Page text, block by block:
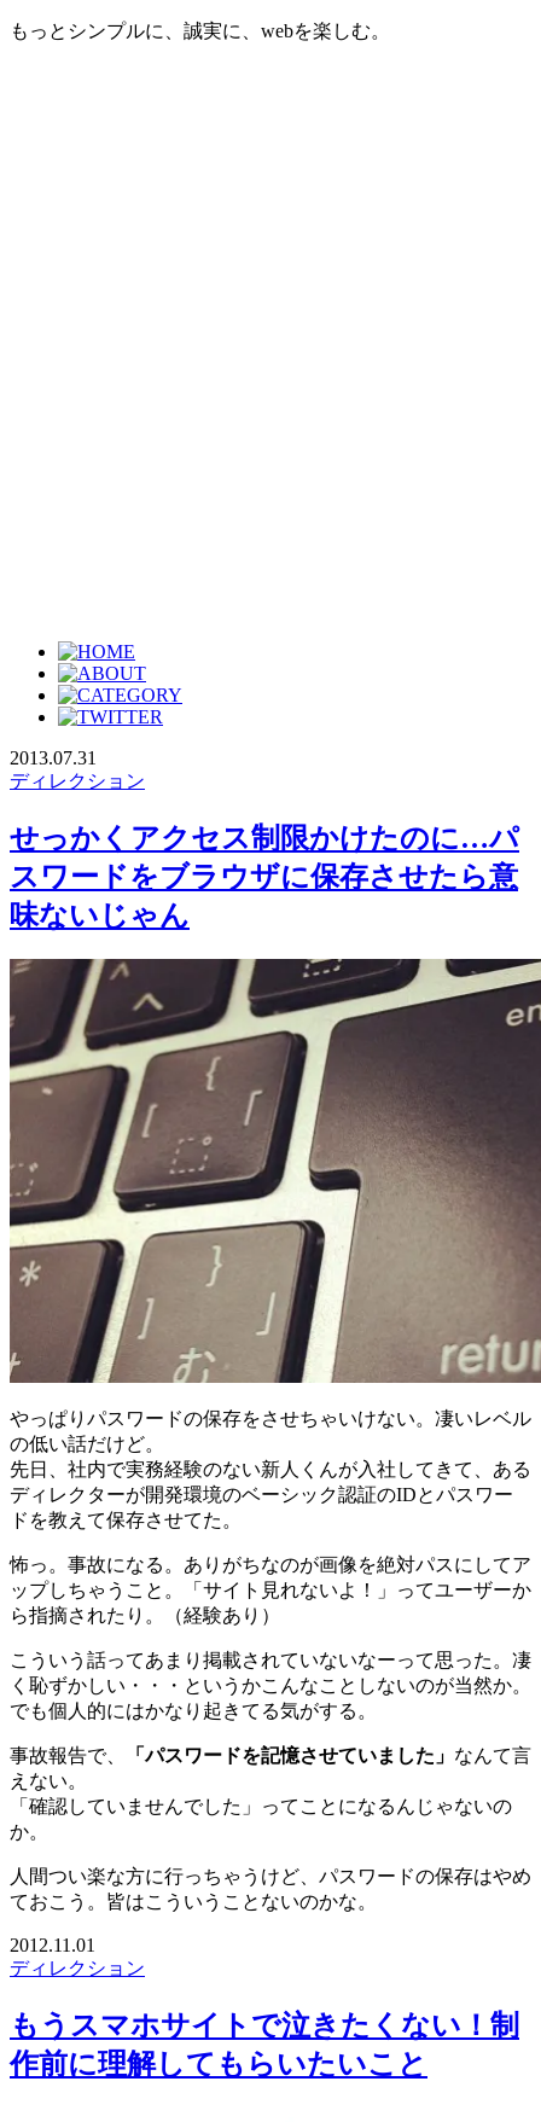
もっとシンプルに、誠実に、webを楽しむ。
2013.07.31
ディレクション
せっかくアクセス制限かけたのに…パ
スワードをブラウザに保存させたら意
味ないじゃん
やっぱりパスワードの保存をさせちゃいけない。凄いレベル
の低い話だけど。
先日、社内で実務経験のない新人くんが入社してきて、ある
ディレクターが開発環境のベーシック認証のIDとパスワー
ドを教えて保存させてた。
怖っ。事故になる。ありがちなのが画像を絶対パスにしてア
ップしちゃうこと。「サイト見れないよ！」ってユーザーか
ら指摘されたり。（経験あり）
こういう話ってあまり掲載されていないなーって思った。凄
く恥ずかしい・・・というかこんなことしないのが当然か。
でも個人的にはかなり起きてる気がする。
事故報告で、 「パスワードを記憶させていました」 なんて言
えない。
「確認していませんでした」ってことになるんじゃないの
か。
人間つい楽な方に行っちゃうけど、パスワードの保存はやめ
ておこう。皆はこういうことないのかな。
2012.11.01
ディレクション
もうスマホサイトで泣きたくない！制
作前に理解してもらいたいこと